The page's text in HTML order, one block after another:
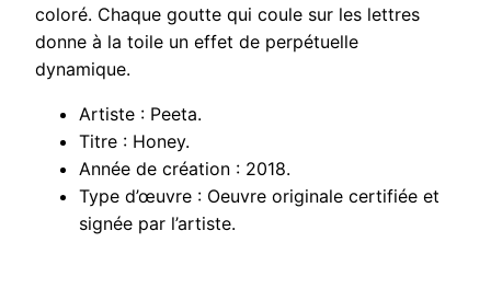
coloré. Chaque goutte qui coule sur les lettres
donne à la toile un effet de perpétuelle
dynamique.
Artiste : Peeta.
Titre : Honey.
Année de création : 2018.
Type d’œuvre : Oeuvre originale certifiée et
signée par l’artiste.